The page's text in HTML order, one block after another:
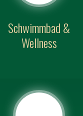
Schwimmbad &
Wellness